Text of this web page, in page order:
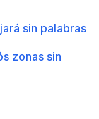
sin palabras
zonas sin